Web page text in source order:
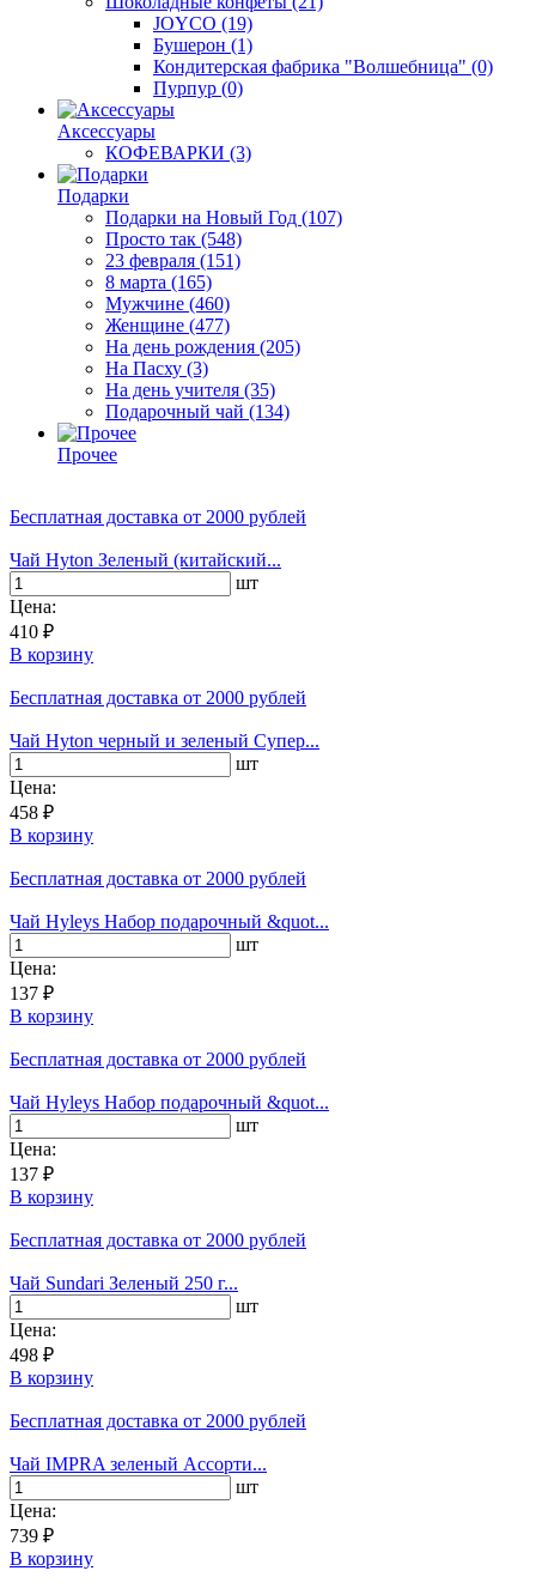
JOYCO (19)
Бушерон (1)
Кондитерская фабрика "Волшебница" (0)
Пурпур (0)
Аксессуары
КОФЕВАРКИ (3)
Подарки
Подарки на Новый Год (107)
Просто так (548)
23 февраля (151)
8 марта (165)
Мужчине (460)
Женщине (477)
На день рождения (205)
На Пасху (3)
На день учителя (35)
Подарочный чай (134)
Прочее
Бесплатная доставка от 2000 рублей
Чай Hyton Зеленый (китайский...
шт
Цена:
410 ₽
В корзину
Бесплатная доставка от 2000 рублей
Чай Hyton черный и зеленый Супер...
шт
Цена:
458 ₽
В корзину
Бесплатная доставка от 2000 рублей
Чай Hyleys Набор подарочный &quot...
шт
Цена:
137 ₽
В корзину
Бесплатная доставка от 2000 рублей
Чай Hyleys Набор подарочный &quot...
шт
Цена:
137 ₽
В корзину
Бесплатная доставка от 2000 рублей
Чай Sundari Зеленый 250 г...
шт
Цена:
498 ₽
В корзину
Бесплатная доставка от 2000 рублей
Чай IMPRA зеленый Ассорти...
шт
Цена:
739 ₽
В корзину